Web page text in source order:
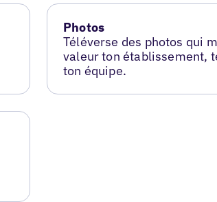
Photos
Téléverse des photos qui
valeur ton établissement,
ton équipe.